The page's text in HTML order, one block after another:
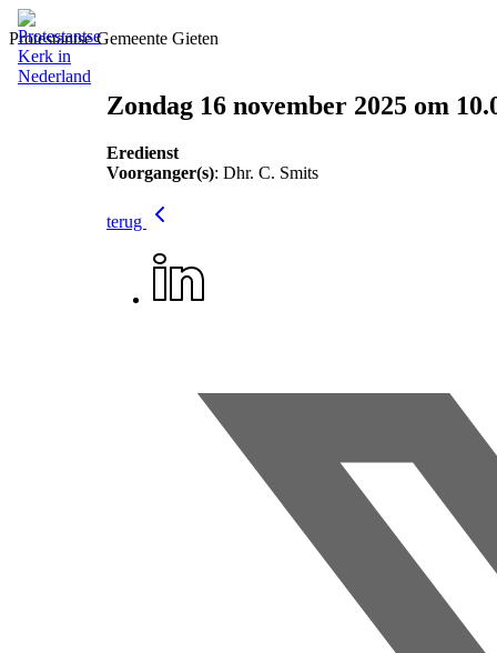
Protestantse Gemeente Gieten
Zondag 16 november 2025 om
Eredienst
Voorganger(s): Dhr. C. Smits
terug